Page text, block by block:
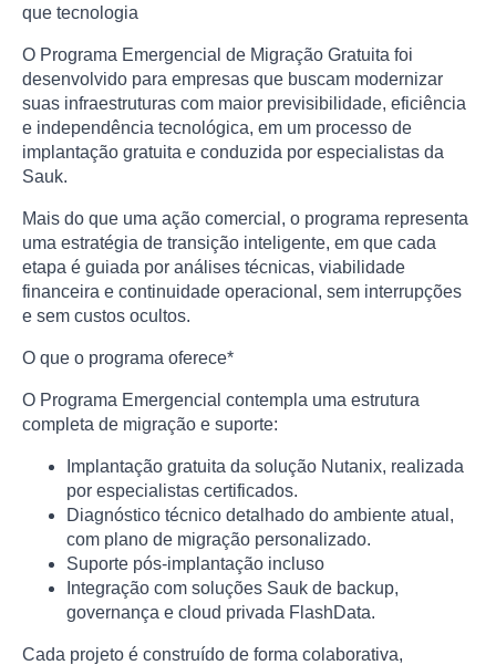
que tecnologia
O Programa Emergencial de Migração Gratuita foi
desenvolvido para empresas que buscam modernizar
suas infraestruturas com maior previsibilidade, eficiência
e independência tecnológica, em um processo de
implantação gratuita e conduzida por especialistas da
Sauk.
Mais do que uma ação comercial, o programa representa
uma estratégia de transição inteligente, em que cada
etapa é guiada por análises técnicas, viabilidade
financeira e continuidade operacional, sem interrupções
e sem custos ocultos.
O que o programa oferece*
O Programa Emergencial contempla uma estrutura
completa de migração e suporte:
Implantação gratuita da solução Nutanix, realizada
por especialistas certificados.
Diagnóstico técnico detalhado do ambiente atual,
com plano de migração personalizado.
Suporte pós-implantação incluso
Integração com soluções Sauk de backup,
governança e cloud privada FlashData.
Cada projeto é construído de forma colaborativa,